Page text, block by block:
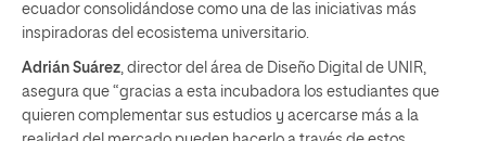
ecuador consolidándose como una de las iniciativas más
inspiradoras del ecosistema universitario.
Adrián Suárez , director del área de Diseño Digital de UNIR,
asegura que “gracias a esta incubadora los estudiantes que
quieren complementar sus estudios y acercarse más a la